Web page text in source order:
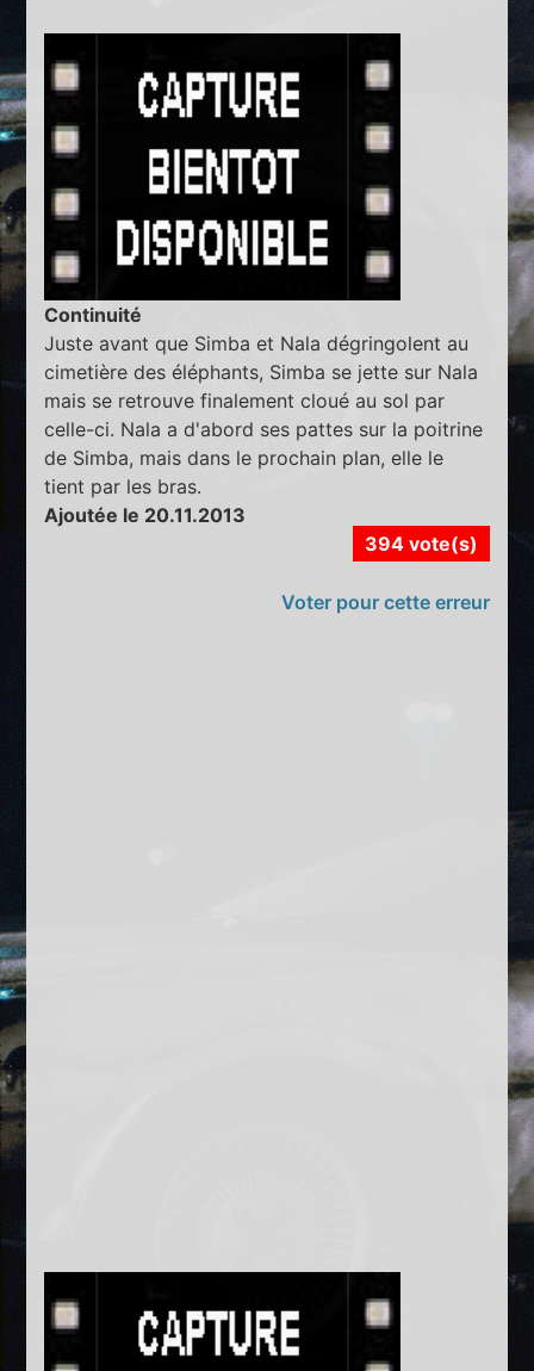
Continuité
Juste avant que Simba et Nala dégringolent au
cimetière des éléphants, Simba se jette sur Nala
mais se retrouve finalement cloué au sol par
celle-ci. Nala a d'abord ses pattes sur la poitrine
de Simba, mais dans le prochain plan, elle le
tient par les bras.
Ajoutée le 20.11.2013
394 vote(s)
Voter pour cette erreur